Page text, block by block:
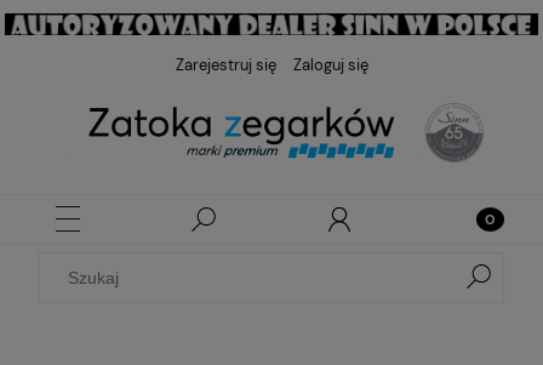
Zarejestruj się Zaloguj się